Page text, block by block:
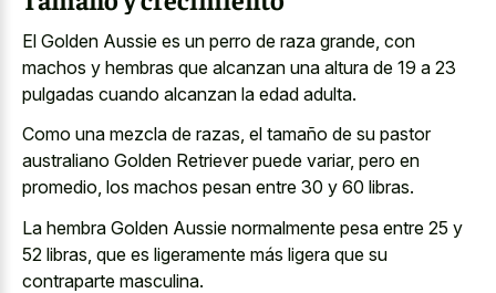
El Golden Aussie es un perro de raza grande, con
machos y hembras que alcanzan una altura de 19 a 23
pulgadas cuando alcanzan la edad adulta.
Como una mezcla de razas, el tamaño de su pastor
australiano Golden Retriever puede variar, pero en
promedio, los machos pesan entre 30 y 60 libras.
La hembra Golden Aussie normalmente pesa entre 25 y
52 libras, que es ligeramente más ligera que su
contraparte masculina.